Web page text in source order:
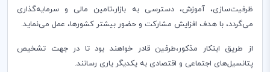
ظرفیت‌سازی، آموزش، دسترسی به بازار،تامین مالی و سرمایه‌گذاری
می‌گردد، با هدف افزایش مشارکت و حضور بیشتر کشورها، عمل می‌نماید.
از طریق ابتکار مذکور،طرفین قادر خواهند بود تا در جهت تشخیص
پتانسیل‌های اجتماعی و اقتصادی به یکدیگر یاری رسانند.